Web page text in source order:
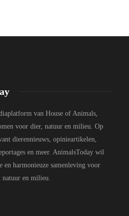
van House of Animals,
voor dier, natuur en milieu. Op
dierennieuws, opinieartikelen,
en meer. AnimalsToday wil
en harmonieuze samenleving voor
natuur en milieu.